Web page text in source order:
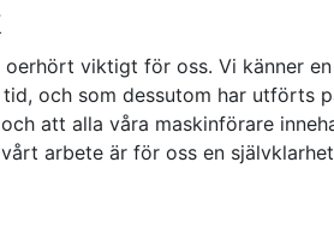
oerhört viktigt för oss. Vi känner
och som dessutom har utförts
att alla våra maskinförare
arbete är för oss en